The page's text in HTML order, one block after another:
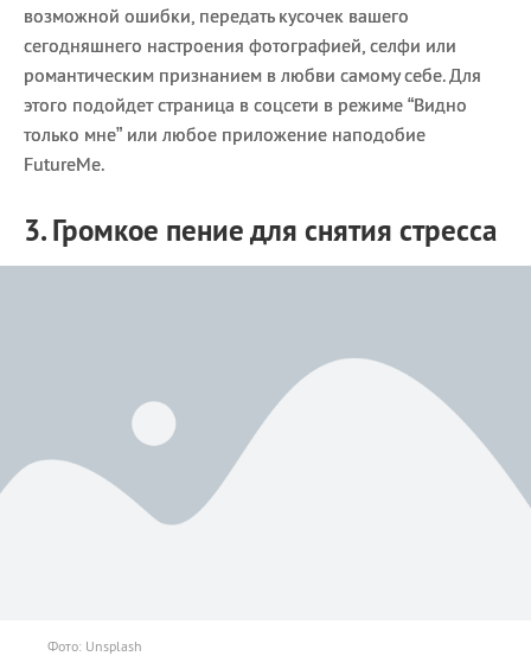
возможной ошибки, передать кусочек вашего
сегодняшнего настроения фотографией, селфи или
романтическим признанием в любви самому себе. Для
этого подойдет страница в соцсети в режиме “Видно
только мне” или любое приложение наподобие
FutureMe.
3. Громкое пение для снятия стресса
Фото: Unsplash